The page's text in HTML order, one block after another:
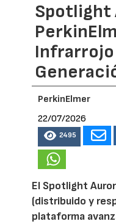
Spotlight
Infrarrojo
PerkinElmer
22/07/2026
2495
El Spotlight
(distribuido y
plataforma